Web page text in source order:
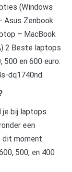
(Windows
Asus Zenbook
– MacBook
2 Beste laptops
en 600 euro.
dq1740nd.
je bij laptops
een
dit moment
500, en 400